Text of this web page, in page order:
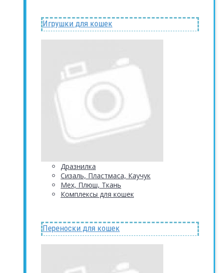
Игрушки для кошек
Дразнилка
Сизаль, Пластмаса, Каучук
Мех, Плюш, Ткань
Комплексы для кошек
Переноски для кошек